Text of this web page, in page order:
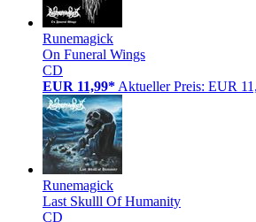
Runemagick
On Funeral Wings
CD
EUR 11,99* Aktueller Preis: EUR
Runemagick
Last Skulll Of Humanity
CD